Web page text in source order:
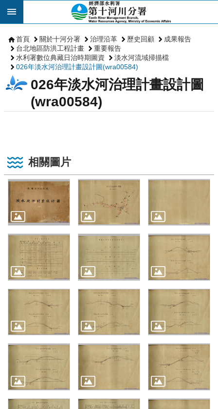
跳到主要內容區塊
首頁 關於十河分署 治理沿革 歷史回顧
成果報告
台北地區防洪工程計畫
重要報告
水利署數位典藏日治時期圖資
淡水河流域掃描檔
026年淡水河治理計畫設計圖(wra00584)
026年淡水河治理計畫設計圖
(wra00584)
相關圖片